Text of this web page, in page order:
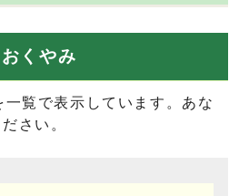
くやみ
一覧で表示しています。あな
さい。